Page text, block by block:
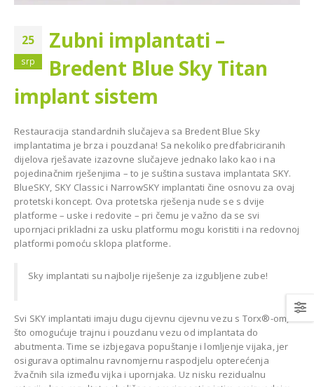
25
srp
Zubni implantati –
Bredent Blue Sky Titan
implant sistem
Restauracija standardnih slučajeva sa Bredent Blue Sky
implantatima je brza i pouzdana! Sa nekoliko predfabriciranih
dijelova rješavate izazovne slučajeve jednako lako kao i na
pojedinačnim rješenjima – to je suština sustava implantata SKY.
BlueSKY, SKY Classic i NarrowSKY implantati čine osnovu za ovaj
protetski koncept. Ova protetska rješenja nude se s dvije
platforme – uske i redovite – pri čemu je važno da se svi
upornjaci prikladni za usku platformu mogu koristiti i na redovnoj
platformi pomoću sklopa platforme.
Sky implantati su najbolje riješenje za izgubljene zube!
Svi SKY implantati imaju dugu cijevnu cijevnu vezu s Torx®-om,
što omogućuje trajnu i pouzdanu vezu od implantata do
abutmenta. Time se izbjegava popuštanje i lomljenje vijaka, jer
osigurava optimalnu ravnomjernu raspodjelu opterećenja
žvačnih sila između vijka i upornjaka. Uz nisku rezidualnu
oprema za
ordinaciju dr.
za stomatološku
ONE za Dom zdravlja u
BIJELJINA
CAZIN